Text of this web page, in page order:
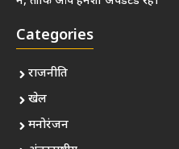
Categories
राजनीति
खेल
मनोरंजन